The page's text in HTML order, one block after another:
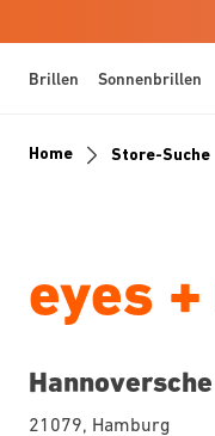
Brillen Sonnenbrillen
Home Store-Suche
eyes
21079, Hamburg